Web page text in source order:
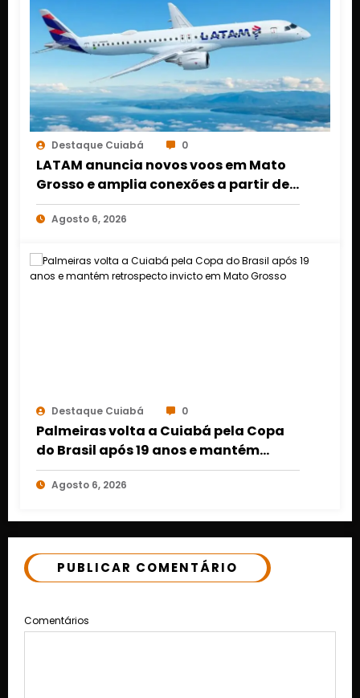
Destaque Cuiabá 0
LATAM anuncia novos voos em Mato
Grosso e amplia conexões a partir de
Cuiabá e Rondonópolis
Agosto 6, 2026
Destaque Cuiabá 0
Palmeiras volta a Cuiabá pela Copa
do Brasil após 19 anos e mantém
retrospecto invicto em Mato Grosso
Agosto 6, 2026
PUBLICAR COMENTÁRIO
Comentários